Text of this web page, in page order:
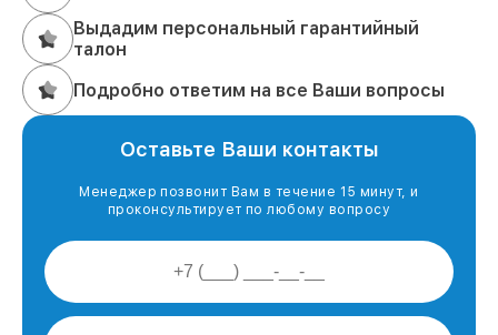
Выдадим персональный гарантийный
талон
Подробно ответим на все Ваши вопросы
Оставьте Ваши контакты
Менеджер позвонит Вам в течение 15 минут, и
проконсультирует по любому вопросу